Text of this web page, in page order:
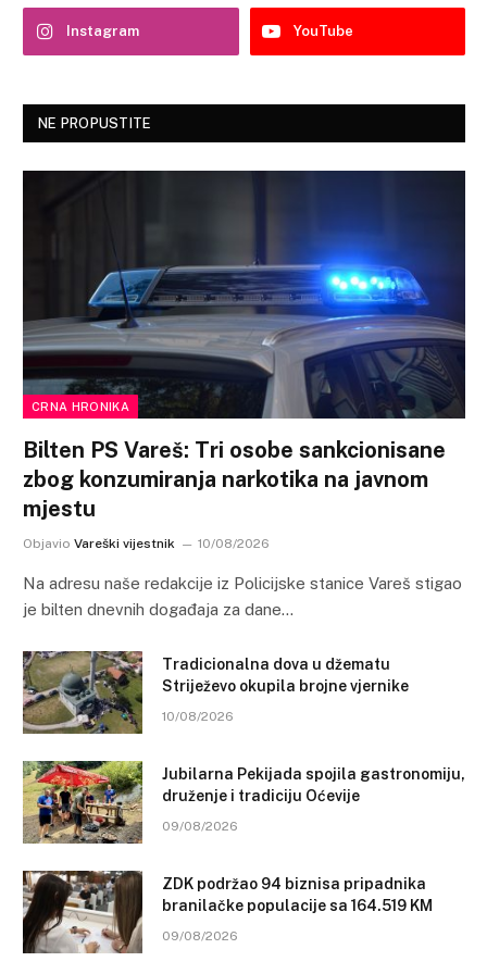
Instagram YouTube
NE PROPUSTITE
CRNA HRONIKA
Bilten PS Vareš: Tri osobe sankcionisane
zbog konzumiranja narkotika na javnom
mjestu
Objavio Vareški vijestnik 10/08/2026
Na adresu naše redakcije iz Policijske stanice Vareš stigao
je bilten dnevnih događaja za dane…
Tradicionalna dova u džematu
Striježevo okupila brojne vjernike
10/08/2026
Jubilarna Pekijada spojila gastronomiju,
druženje i tradiciju Oćevije
09/08/2026
ZDK podržao 94 biznisa pripadnika
branilačke populacije sa 164.519 KM
09/08/2026